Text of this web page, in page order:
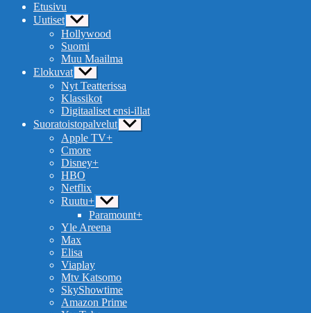
Etusivu
Uutiset Näytä
alavalikko
Hollywood
Suomi
Muu Maailma
Elokuvat Näytä
alavalikko
Nyt Teatterissa
Klassikot
Digitaaliset ensi-illat
Suoratoistopalvelut Näytä
alavalikko
Apple TV+
Cmore
Disney+
HBO
Netflix
Ruutu+ Näytä
alavalikko
Paramount+
Yle Areena
Max
Elisa
Viaplay
Mtv Katsomo
SkyShowtime
Amazon Prime